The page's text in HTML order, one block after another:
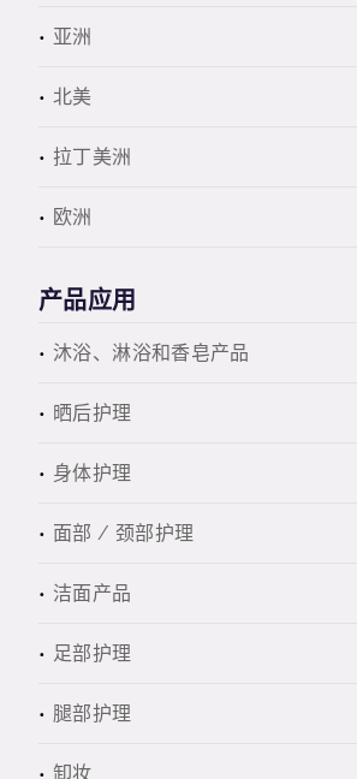
亚洲
北美
拉丁美洲
欧洲
产品应用
沐浴、淋浴和香皂产品
晒后护理
身体护理
面部 / 颈部护理
洁面产品
足部护理
腿部护理
卸妆